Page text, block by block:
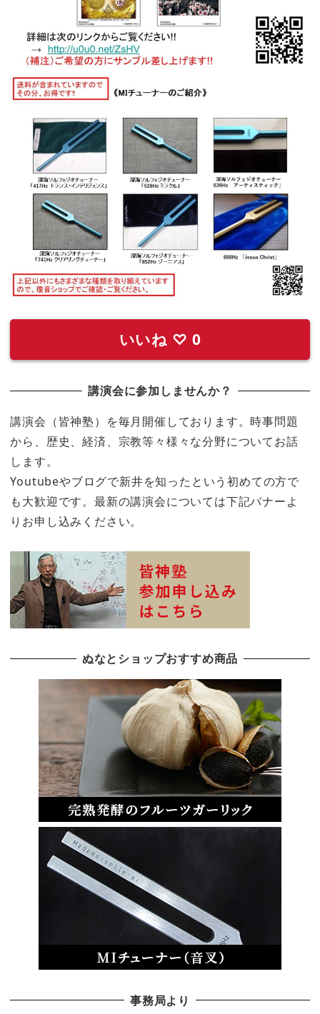
いいね ♡ 0
講演会に参加しませんか？
講演会（皆神塾）を毎月開催しております。時事問題
から、歴史、経済、宗教等々様々な分野についてお話
します。
Youtubeやブログで新井を知ったという初めての方で
も大歓迎です。最新の講演会については下記バナーよ
りお申し込みください。
ぬなとショップおすすめ商品
事務局より